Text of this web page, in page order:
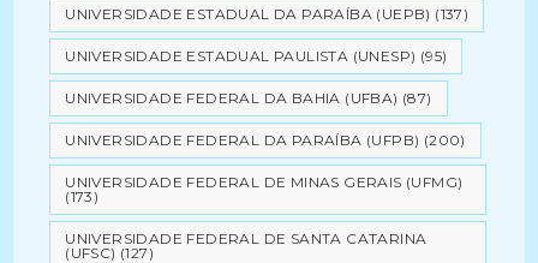
UNIVERSIDADE ESTADUAL DA PARAÍBA (UEPB) (137)
UNIVERSIDADE ESTADUAL PAULISTA (UNESP) (95)
UNIVERSIDADE FEDERAL DA BAHIA (UFBA) (87)
UNIVERSIDADE FEDERAL DA PARAÍBA (UFPB) (200)
UNIVERSIDADE FEDERAL DE MINAS GERAIS (UFMG)
(173)
UNIVERSIDADE FEDERAL DE SANTA CATARINA
(UFSC) (127)